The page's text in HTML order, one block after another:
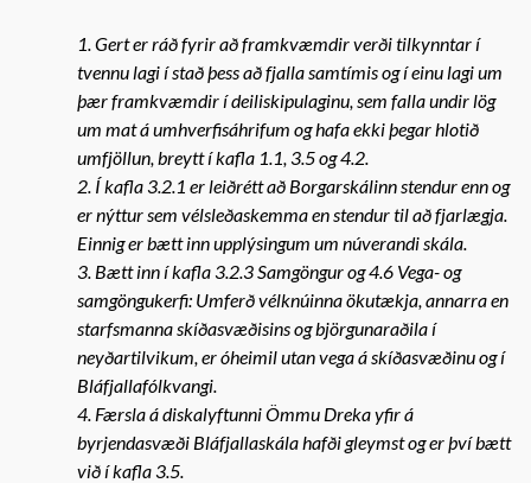
1. Gert er ráð fyrir að framkvæmdir verði tilkynntar í
tvennu lagi í stað þess að fjalla samtímis og í einu lagi um
þær framkvæmdir í deiliskipulaginu, sem falla undir lög
um mat á umhverfisáhrifum og hafa ekki þegar hlotið
umfjöllun, breytt í kafla 1.1, 3.5 og 4.2.
2. Í kafla 3.2.1 er leiðrétt að Borgarskálinn stendur enn og
er nýttur sem vélsleðaskemma en stendur til að fjarlægja.
Einnig er bætt inn upplýsingum um núverandi skála.
3. Bætt inn í kafla 3.2.3 Samgöngur og 4.6 Vega- og
samgöngukerfi: Umferð vélknúinna ökutækja, annarra en
starfsmanna skíðasvæðisins og björgunaraðila í
neyðartilvikum, er óheimil utan vega á skíðasvæðinu og í
Bláfjallafólkvangi.
4. Færsla á diskalyftunni Ömmu Dreka yfir á
byrjendasvæði Bláfjallaskála hafði gleymst og er því bætt
við í kafla 3.5.